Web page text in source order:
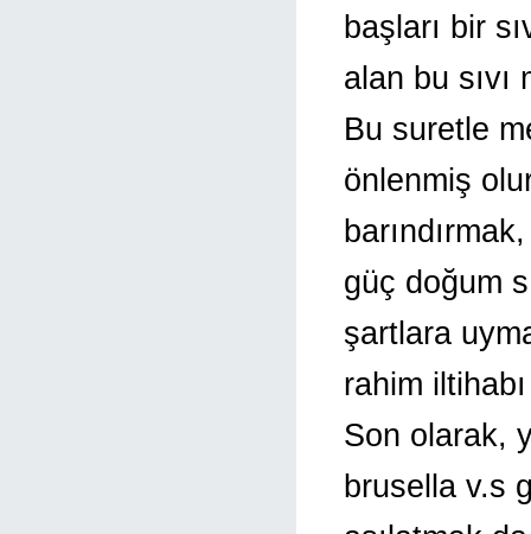
başları bir
alan bu sıvı
Bu suretle
önlenmiş
güç doğum
şartlara
rahim
Son olarak,
brusella v.s